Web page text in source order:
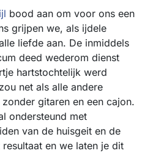
bood aan om voor ons een
grijpen we, als ijdele
liefde aan. De inmiddels
deed wederom dienst
hartstochtelijk werd
net als alle andere
gitaren en een cajon.
ondersteund met
van de huisgeit en de
en we laten je dit